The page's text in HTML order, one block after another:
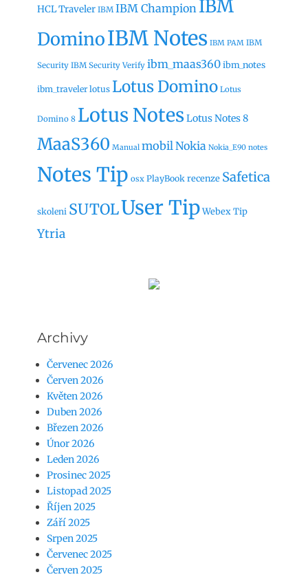
HCL Traveler IBM IBM Champion IBM
DominoIBM Notes IBM PAM IBM
Security IBM Security Verify ibm_maas360ibm_notes
ibm_traveler lotus Lotus Domino Lotus
Domino 8 Lotus Notes Lotus Notes 8
MaaS360 Manual mobilNokia Nokia_E90 notes
Notes Tip osx PlayBook recenze Safetica
skoleni SUTOLUser TipWebex Tip
Ytria
Archivy
Červenec 2026
Červen 2026
Květen 2026
Duben 2026
Březen 2026
Únor 2026
Leden 2026
Prosinec 2025
Listopad 2025
Říjen 2025
Září 2025
Srpen 2025
Červenec 2025
Červen 2025